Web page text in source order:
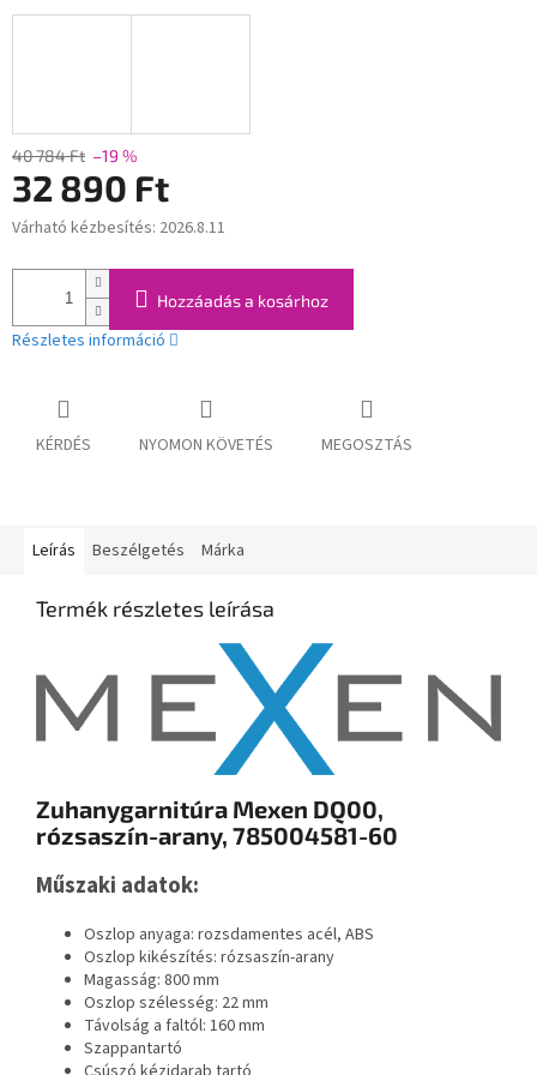
40 784 Ft –19 %
32 890 Ft
Egységár:
Várható kézbesítés: 2026.8.11
Hozzáadás a kosárhoz
Részletes információ
KÉRDÉS NYOMON KÖVETÉS MEGOSZTÁS
Leírás Beszélgetés Márka
Termék részletes leírása
Zuhanygarnitúra Mexen DQ00,
rózsaszín-arany, 785004581-60
Műszaki adatok:
Oszlop anyaga: rozsdamentes acél, ABS
Oszlop kikészítés: rózsaszín-arany
Magasság: 800 mm
Oszlop szélesség: 22 mm
Távolság a faltól: 160 mm
Szappantartó